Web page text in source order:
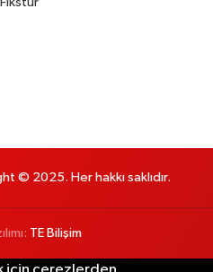
© 2025. Her hakkı saklıdır.
TE Bilişim